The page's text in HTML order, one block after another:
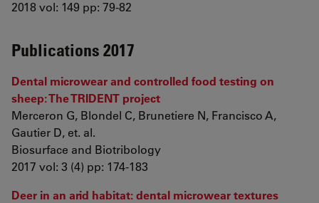
2018 vol: 149 pp: 79-82
Publications 2017
Dental microwear and controlled food testing on
sheep: The TRIDENT project
Merceron G, Blondel C, Brunetiere N, Francisco A,
Gautier D, et. al.
Biosurface and Biotribology
2017 vol: 3 (4) pp: 174-183
Deer in an arid habitat: dental microwear textures